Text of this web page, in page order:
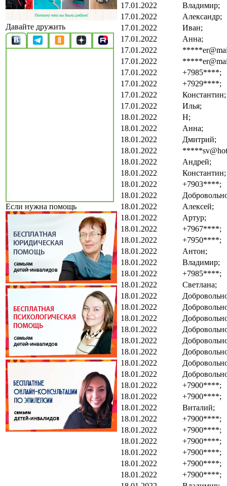
Давайте дружить
Если нужна помощь
17.01.2022
Владимир;
17.01.2022
Александр;
17.01.2022
Иван;
17.01.2022
Анна;
17.01.2022
17.01.2022
17.01.2022
+7985****;
17.01.2022
+7929****;
17.01.2022
Константин;
17.01.2022
Илья;
18.01.2022
Н;
18.01.2022
Анна;
18.01.2022
Дмитрий;
18.01.2022
18.01.2022
Андрей;
18.01.2022
Константин;
18.01.2022
+7903****;
18.01.2022
18.01.2022
Алексей;
18.01.2022
Артур;
18.01.2022
+7967****;
18.01.2022
+7950****;
18.01.2022
Антон;
18.01.2022
Владимир;
18.01.2022
+7985****;
18.01.2022
Светлана;
18.01.2022
18.01.2022
18.01.2022
18.01.2022
18.01.2022
18.01.2022
18.01.2022
18.01.2022
18.01.2022
+7900****;
18.01.2022
+7900****;
18.01.2022
Виталий;
18.01.2022
+7900****;
18.01.2022
+7900****;
18.01.2022
+7900****;
18.01.2022
+7900****;
18.01.2022
+7900****;
18.01.2022
+7900****;